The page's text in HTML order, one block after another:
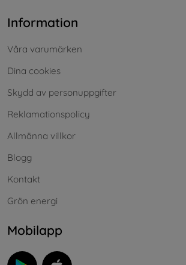
Information
Våra varumärken
Dina cookies
Skydd av personuppgifter
Reklamationspolicy
Allmänna villkor
Blogg
Kontakt
Grön energi
Mobilapp